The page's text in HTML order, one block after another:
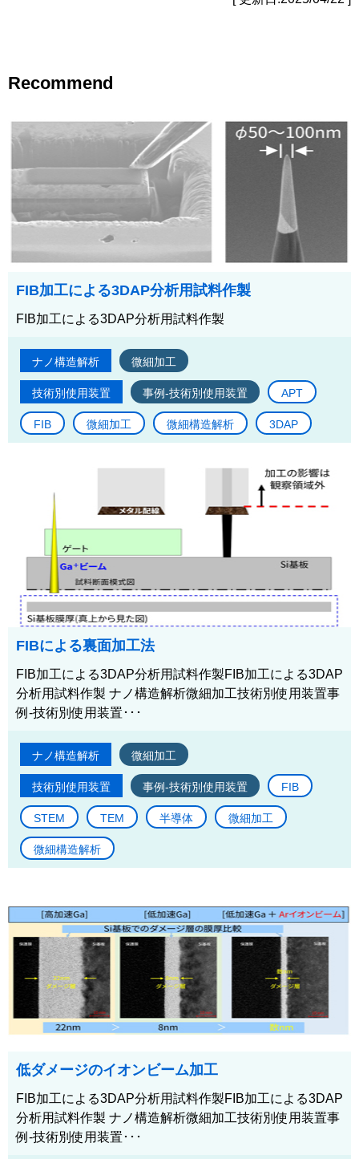
Recommend
FIB加工による3DAP分析用試料作製
FIB加工による3DAP分析用試料作製
ナノ構造解析 微細加工
技術別使用装置 事例-技術別使用装置 APT
FIB 微細加工 微細構造解析 3DAP
FIBによる裏面加工法
FIB加工による3DAP分析用試料作製FIB加工による3DAP
分析用試料作製 ナノ構造解析微細加工技術別使用装置事
例-技術別使用装置･･･
ナノ構造解析 微細加工
技術別使用装置 事例-技術別使用装置 FIB
STEM TEM 半導体 微細加工
微細構造解析
低ダメージのイオンビーム加工
FIB加工による3DAP分析用試料作製FIB加工による3DAP
分析用試料作製 ナノ構造解析微細加工技術別使用装置事
例-技術別使用装置･･･